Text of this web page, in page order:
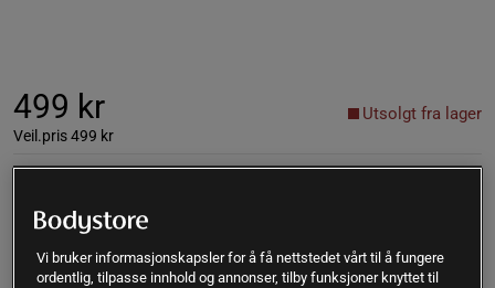
499 kr
Veil.pris499 kr
Utsolgt fra lager
Gi meg beskjed via e-post
Vi bruker informasjonskapsler for å få nettstedet vårt til å fungere
ordentlig, tilpasse innhold og annonser, tilby funksjoner knyttet til